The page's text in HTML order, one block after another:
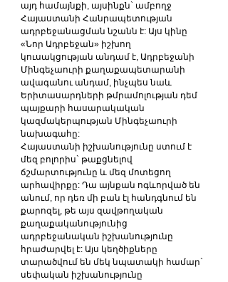
այդ համայնքի, այսինքն` ամբողջ
Հայաստանի Հանրապետության
ադրբեջանացման նշանն է: Այս կինը
«Նոր Ադրբեջան» իշխող
կուսակցության անդամ է, Ադրբեջանի
Մինգեչաուրի քաղաքապետարանի
ավագանու անդամ, ինչպես նաև
Երիտասարդների թմրամոլության դեմ
պայքարի հասարակական
կազմակերպության Մինգեչաուրի
նախագահը:
Հայաստանի իշխանությունը ստում է
մեզ բոլորիս` թաքցնելով
ճշմարտությունը և մեզ մոտեցող
արհավիրքը: Դա այնքան ոգևորված են
անում, որ դեռ մի բան էլ հանդգնում են
քարոզել, թե այս զավթողական
քաղաքականությունից
ադրբեջանական իշխանությունը
հրաժարվել է: Այս կեղծիքները
տարածվում են մեկ նպատակի համար`
սեփական իշխանությունը